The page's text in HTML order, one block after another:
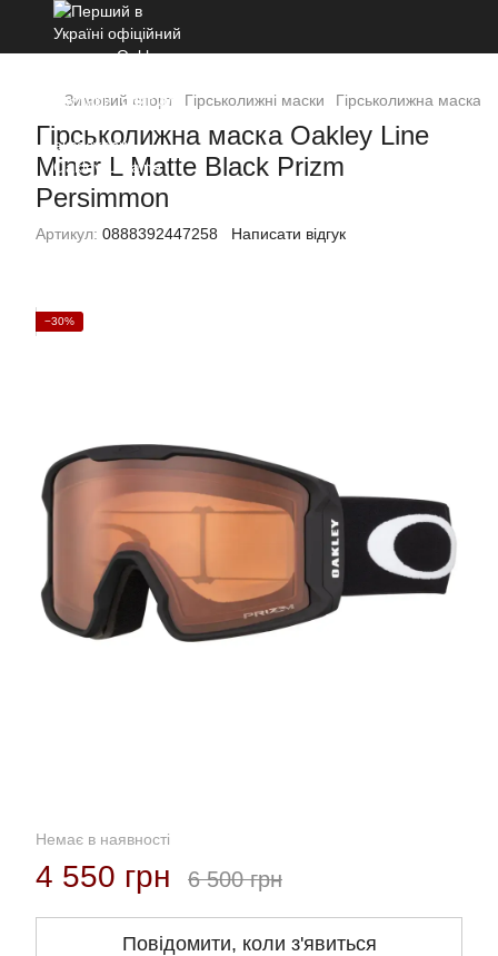
Зимовий спорт Гірськолижні маски Гірськолижна маска
Гірськолижна маска Oakley Line
Miner L Matte Black Prizm
Persimmon
Артикул: 0888392447258 Написати відгук
−30%
Немає в наявності
4 550 грн 6 500 грн
Повідомити, коли з'явиться